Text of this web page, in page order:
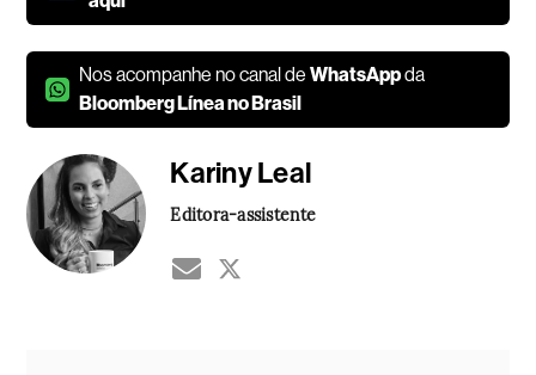
Nos acompanhe no canal deWhatsAppda
Bloomberg Línea no Brasil
Kariny Leal
Editora-assistente